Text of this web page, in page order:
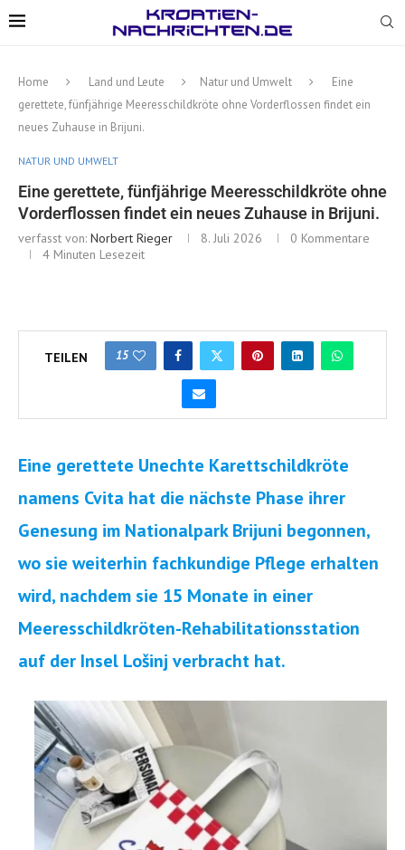
Home Land und Leute Natur und Umwelt
Eine
gerettete, fünfjährige Meeresschildkröte ohne Vorderflossen findet ein
neues Zuhause in Brijuni.
NATUR UND UMWELT
Eine gerettete, fünfjährige Meeresschildkröte ohne
Vorderflossen findet ein neues Zuhause in Brijuni.
verfasst von: Norbert Rieger 8. Juli 2026
0 Kommentare
4 Minuten Lesezeit
TEILEN 15
Eine gerettete Unechte Karettschildkröte
namens Cvita hat die nächste Phase ihrer
Genesung im Nationalpark Brijuni begonnen,
wo sie weiterhin fachkundige Pflege erhalten
wird, nachdem sie 15 Monate in einer
Meeresschildkröten-Rehabilitationsstation
auf der Insel Lošinj verbracht hat.